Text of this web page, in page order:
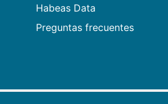
Habeas Data
Preguntas frecuentes